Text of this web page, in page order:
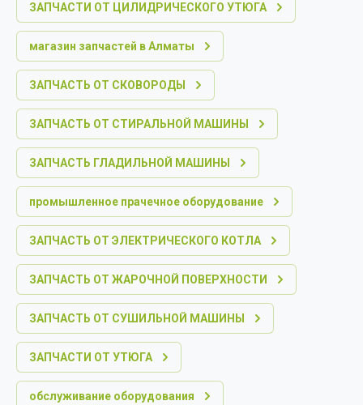
ЗАПЧАСТИ ОТ ЦИЛИДРИЧЕСКОГО УТЮГА
магазин запчастей в Алматы
ЗАПЧАСТЬ ОТ СКОВОРОДЫ
ЗАПЧАСТЬ ОТ СТИРАЛЬНОЙ МАШИНЫ
ЗАПЧАСТЬ ГЛАДИЛЬНОЙ МАШИНЫ
промышленное прачечное оборудование
ЗАПЧАСТЬ ОТ ЭЛЕКТРИЧЕСКОГО КОТЛА
ЗАПЧАСТЬ ОТ ЖАРОЧНОЙ ПОВЕРХНОСТИ
ЗАПЧАСТЬ ОТ СУШИЛЬНОЙ МАШИНЫ
ЗАПЧАСТИ ОТ УТЮГА
обслуживание оборудования